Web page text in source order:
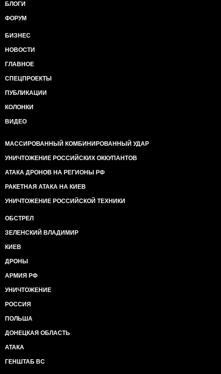
БЛОГИ
ФОРУМ
БИЗНЕС
НОВОСТИ
ГЛАВНОЕ
СПЕЦПРОЕКТЫ
ПУБЛИКАЦИИ
КОЛОНКИ
ВИДЕО
МАССИРОВАННЫЙ КОМБИНИРОВАННЫЙ УДАР
УНИЧТОЖЕНИЕ РОССИЙСКИХ ОККУПАНТОВ
АТАКА ДРОНОВ НА РЕГИОНЫ РФ
РАКЕТНАЯ АТАКА НА КИЕВ
УНИЧТОЖЕНИЕ РОССИЙСКОЙ ТЕХНИКИ
ОБСТРЕЛ
ЗЕЛЕНСКИЙ ВЛАДИМИР
КИЕВ
ДРОНЫ
АРМИЯ РФ
УНИЧТОЖЕНИЕ
РОССИЯ
ПОЛЬША
ДОНЕЦКАЯ ОБЛАСТЬ
АТАКА
ГЕНШТАБ ВС